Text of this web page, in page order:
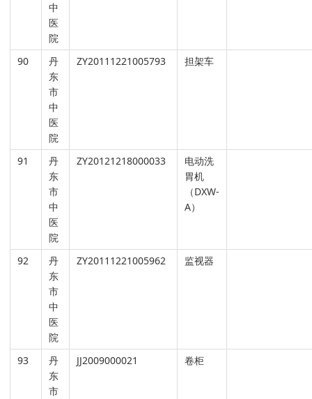
中
医
院
90
丹
东
市
中
医
院
ZY20111221005793 担架车
91
丹
东
市
中
医
院
ZY20121218000033
电动洗
胃机
（DXW-
A）
92
丹
东
市
中
医
院
ZY20111221005962 监视器
93
丹
东
市
JJ2009000021 卷柜